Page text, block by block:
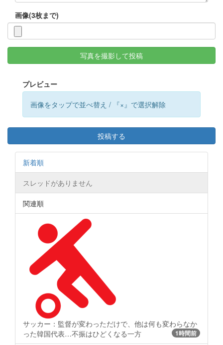
画像(3枚まで)
写真を撮影して投稿
プレビュー
画像をタップで並べ替え / 『×』で選択解除
投稿する
新着順
スレッドがありません
関連順
サッカー：監督が変わっただけで、他は何も変わらなか
った韓国代表…不振はひどくなる一方
1時間前